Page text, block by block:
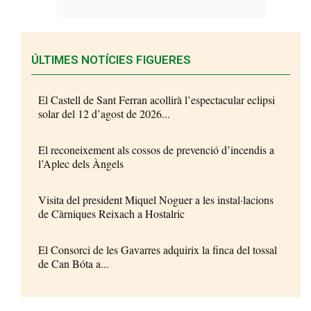
ÚLTIMES NOTÍCIES FIGUERES
El Castell de Sant Ferran acollirà l’espectacular eclipsi
solar del 12 d’agost de 2026...
El reconeixement als cossos de prevenció d’incendis a
l’Aplec dels Àngels
Visita del president Miquel Noguer a les instal·lacions
de Càrniques Reixach a Hostalric
El Consorci de les Gavarres adquirix la finca del tossal
de Can Bóta a...